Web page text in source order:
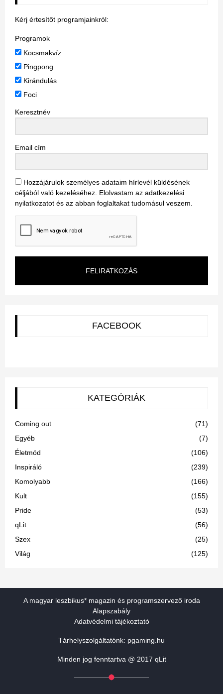
Kérj értesítőt programjainkról:
Programok
Kocsmakvíz
Pingpong
Kirándulás
Foci
Keresztnév
Email cím
Hozzájárulok személyes adataim hírlevél küldésének
céljából való kezeléséhez. Elolvastam az adatkezelési
nyilatkozatot és az abban foglaltakat tudomásul veszem.
FELIRATKOZÁS
FACEBOOK
KATEGÓRIÁK
Coming out
(71)
Egyéb
(7)
Életmód
(106)
Inspiráló
(239)
Komolyabb
(166)
Kult
(155)
Pride
(53)
qLit
(56)
Szex
(25)
Világ
(125)
A magyar leszbikus* magazin és programszervező iroda
Alapszabály
Adatvédelmi tájékoztató
Tárhelyszolgáltatónk: pgaming.hu
Minden jog fenntartva @ 2017 qLit